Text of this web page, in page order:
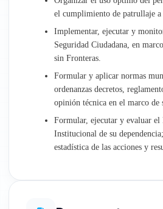
el cumplimiento de patrullaje
Implementar, ejecutar y
Seguridad Ciudadana, en
sin Fronteras.
Formular y aplicar normas
ordenanzas decretos,
opinión técnica en el marco de
Formular, ejecutar y evaluar el
Institucional de su
estadística de las acciones y